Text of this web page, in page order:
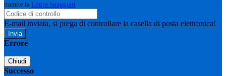
tramite la Login Spaggiari
E-mail inviata, si prega di controllare la casella di posta elettronica!
Errore
Chiudi
Successo